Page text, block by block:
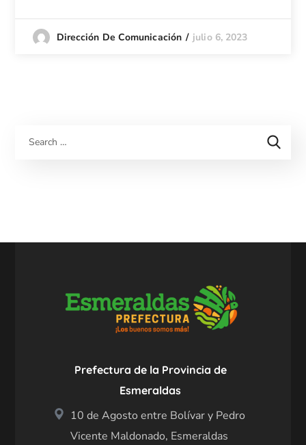
Dirección De Comunicación julio 6, 2023
Prefectura de la Provincia de
Esmeraldas
10 de Agosto entre Bolívar y Pedro
Vicente Maldonado, Esmeraldas